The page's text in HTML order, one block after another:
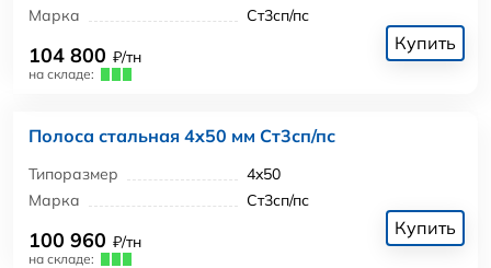
Марка
Ст3сп/пс
104 800 ₽/тн
на складе:
Купить
Полоса стальная 4x50 мм Ст3сп/пс
Типоразмер
4x50
Марка
Ст3сп/пс
100 960 ₽/тн
на складе:
Купить